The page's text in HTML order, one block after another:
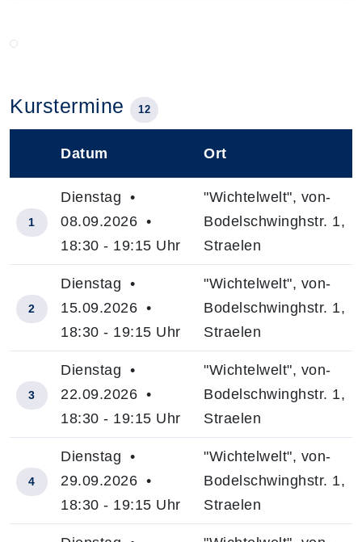
Kurstermine 12
Datum Ort
1
Dienstag •
08.09.2026 •
18:30 - 19:15 Uhr
"Wichtelwelt", von-
Bodelschwinghstr. 1,
Straelen
2
Dienstag •
15.09.2026 •
18:30 - 19:15 Uhr
"Wichtelwelt", von-
Bodelschwinghstr. 1,
Straelen
3
Dienstag •
22.09.2026 •
18:30 - 19:15 Uhr
"Wichtelwelt", von-
Bodelschwinghstr. 1,
Straelen
4
Dienstag •
29.09.2026 •
18:30 - 19:15 Uhr
"Wichtelwelt", von-
Bodelschwinghstr. 1,
Straelen